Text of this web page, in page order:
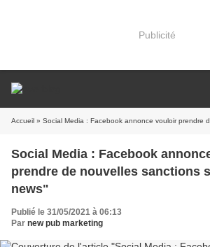
Publicité
Accueil » Social Media : Facebook annonce vouloir prendre de
Social Media : Facebook annonce vouloir
prendre de nouvelles sanctions
news"
Publié le 31/05/2021 à 06:13
Par new pub marketing